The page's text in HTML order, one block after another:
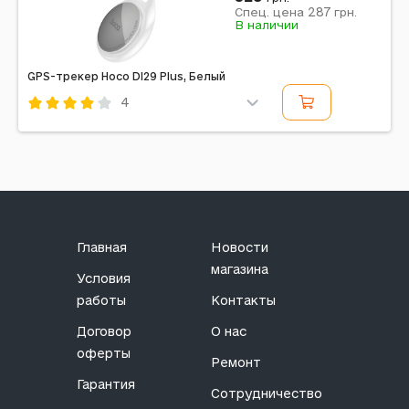
14.02.2025 11:21 Вопрос
Яку дистанцію достає.?
14.02.2025 11:53
З Android конектить??
Ні, не працює.
GPS-трекер Hoco DI29 Plus, Белый
4
Спец. цена 287 грн.
В наличии
Главная
Условия
работы
Договор
оферты
Гарантия
Новости
магазина
Контакты
О нас
Ремонт
Сотрудничество